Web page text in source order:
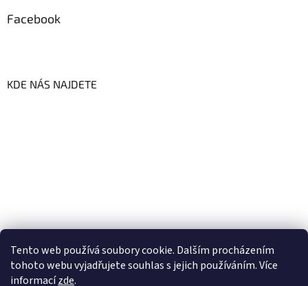
Tento web používá soubory cookie. Dalším procházením
tohoto webu vyjadřujete souhlas s jejich používáním. Více
informacízde.
Facebook
KDE NÁS NAJDETE